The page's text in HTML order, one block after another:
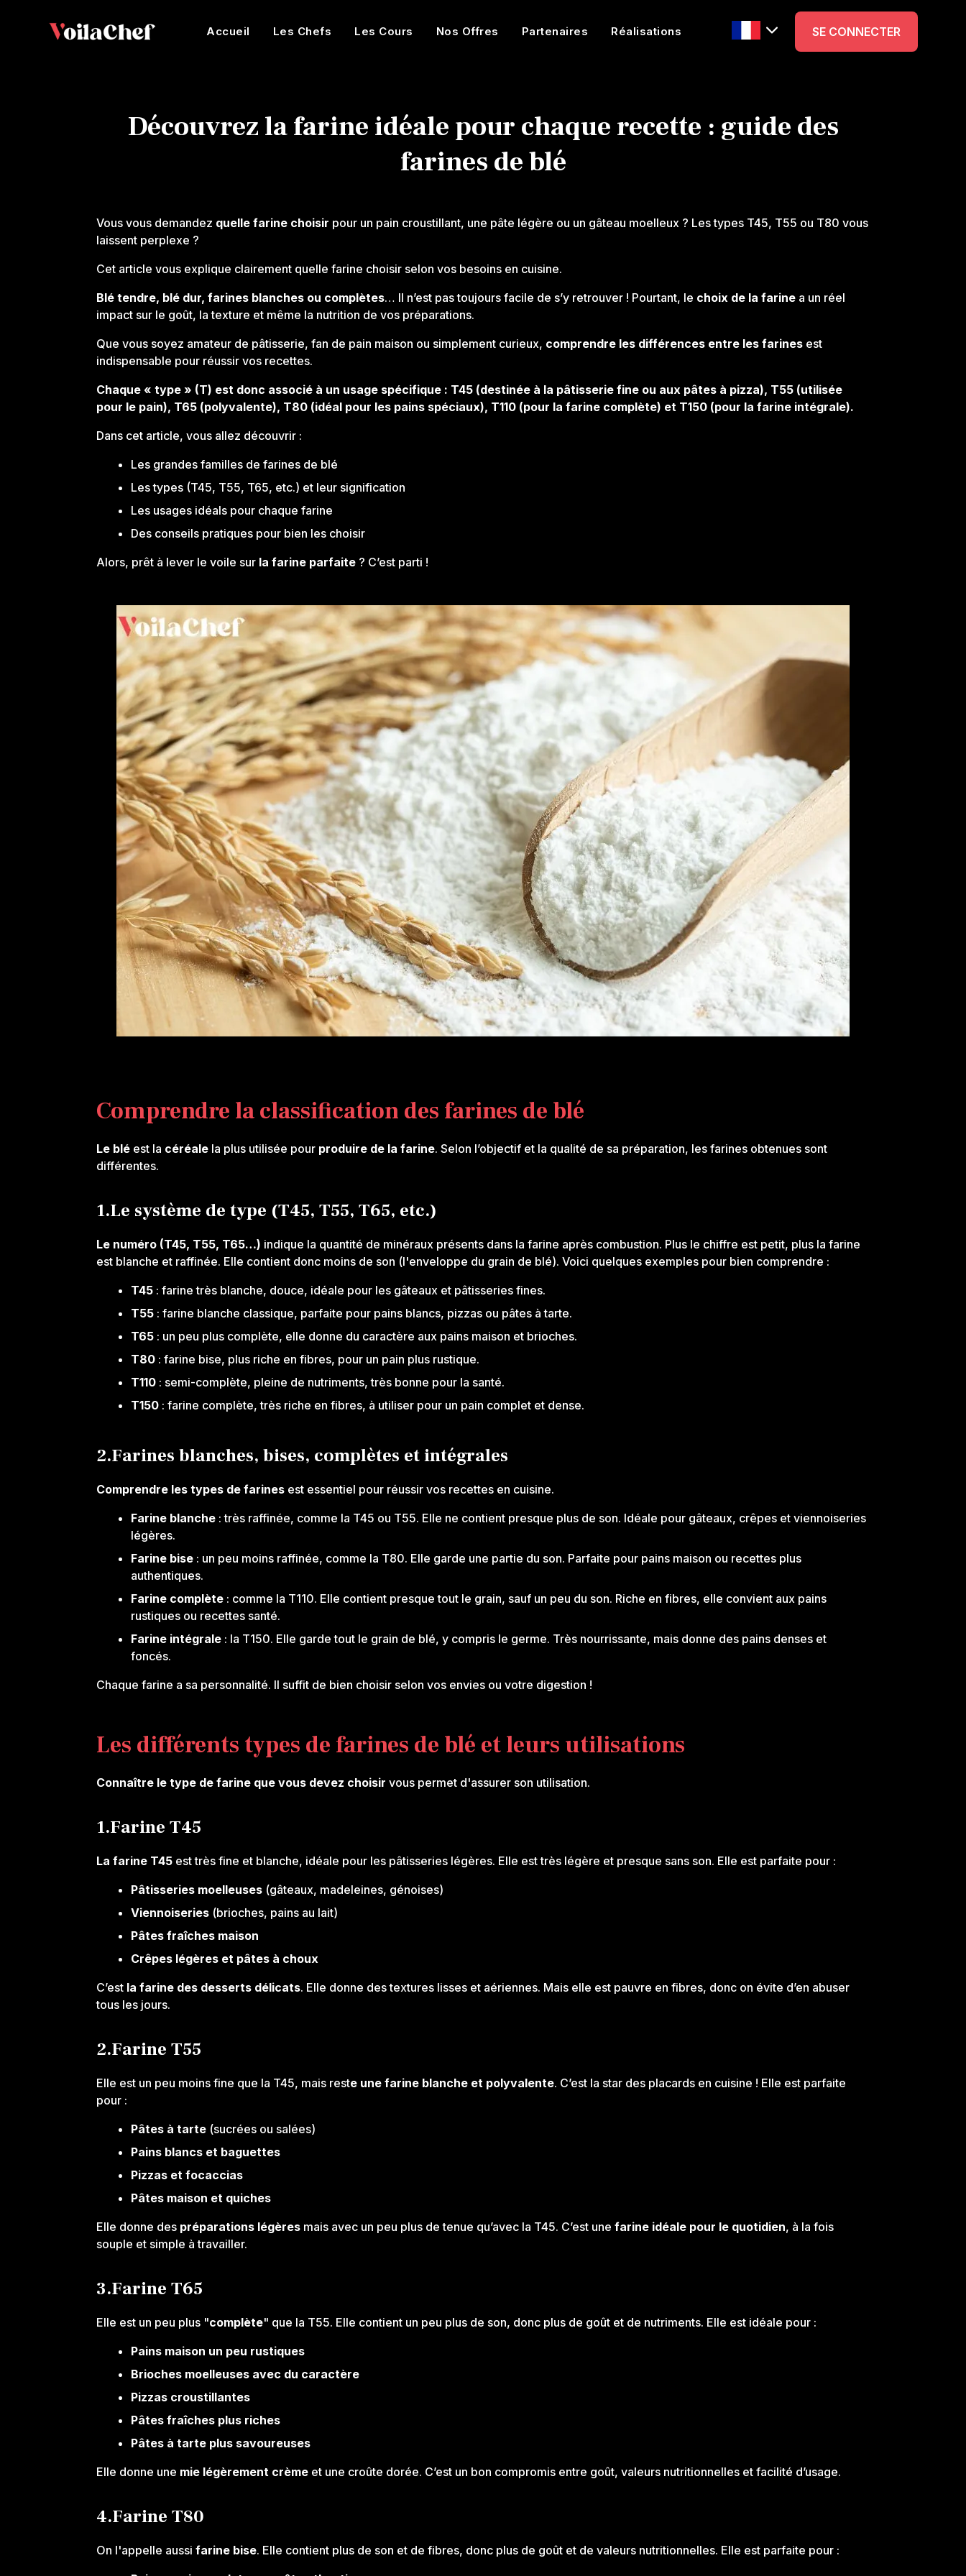
Accueil Les Chefs Les Cours Nos Offres Partenaires Réalisations SE CONNECTER
Découvrez la farine idéale pour chaque recette : guide des
farines de blé
Vous vous demandez quelle farine choisir pour un pain croustillant, une pâte légère ou un gâteau moelleux ? Les types T45, T55 ou T80 vous
laissent perplexe ?
Cet article vous explique clairement quelle farine choisir selon vos besoins en cuisine.
Blé tendre, blé dur, farines blanches ou complètes… Il n’est pas toujours facile de s’y retrouver ! Pourtant, le choix de la farine a un réel
impact sur le goût, la texture et même la nutrition de vos préparations.
Que vous soyez amateur de pâtisserie, fan de pain maison ou simplement curieux, comprendre les différences entre les farines est
indispensable pour réussir vos recettes.
Chaque « type » (T) est donc associé à un usage spécifique : T45 (destinée à la pâtisserie fine ou aux pâtes à pizza), T55 (utilisée
pour le pain), T65 (polyvalente), T80 (idéal pour les pains spéciaux), T110 (pour la farine complète) et T150 (pour la farine intégrale).
Dans cet article, vous allez découvrir :
Les grandes familles de farines de blé
Les types (T45, T55, T65, etc.) et leur signification
Les usages idéals pour chaque farine
Des conseils pratiques pour bien les choisir
Alors, prêt à lever le voile sur la farine parfaite ? C’est parti !
Comprendre la classification des farines de blé
Le blé est la céréale la plus utilisée pour produire de la farine. Selon l’objectif et la qualité de sa préparation, les farines obtenues sont
différentes.
1.Le système de type (T45, T55, T65, etc.)
Le numéro (T45, T55, T65…) indique la quantité de minéraux présents dans la farine après combustion. Plus le chiffre est petit, plus la farine
est blanche et raffinée. Elle contient donc moins de son (l'enveloppe du grain de blé). Voici quelques exemples pour bien comprendre :
T45 : farine très blanche, douce, idéale pour les gâteaux et pâtisseries fines.
T55 : farine blanche classique, parfaite pour pains blancs, pizzas ou pâtes à tarte.
T65 : un peu plus complète, elle donne du caractère aux pains maison et brioches.
T80 : farine bise, plus riche en fibres, pour un pain plus rustique.
T110 : semi-complète, pleine de nutriments, très bonne pour la santé.
T150 : farine complète, très riche en fibres, à utiliser pour un pain complet et dense.
2.Farines blanches, bises, complètes et intégrales
Comprendre les types de farines est essentiel pour réussir vos recettes en cuisine.
Farine blanche : très raffinée, comme la T45 ou T55. Elle ne contient presque plus de son. Idéale pour gâteaux, crêpes et viennoiseries
légères.
Farine bise : un peu moins raffinée, comme la T80. Elle garde une partie du son. Parfaite pour pains maison ou recettes plus
authentiques.
Farine complète : comme la T110. Elle contient presque tout le grain, sauf un peu du son. Riche en fibres, elle convient aux pains
rustiques ou recettes santé.
Farine intégrale : la T150. Elle garde tout le grain de blé, y compris le germe. Très nourrissante, mais donne des pains denses et
foncés.
Chaque farine a sa personnalité. Il suffit de bien choisir selon vos envies ou votre digestion !
Les différents types de farines de blé et leurs utilisations
Connaître le type de farine que vous devez choisir vous permet d'assurer son utilisation.
1.Farine T45
La farine T45 est très fine et blanche, idéale pour les pâtisseries légères. Elle est très légère et presque sans son. Elle est parfaite pour :
Pâtisseries moelleuses (gâteaux, madeleines, génoises)
Viennoiseries (brioches, pains au lait)
Pâtes fraîches maison
Crêpes légères et pâtes à choux
C’est la farine des desserts délicats. Elle donne des textures lisses et aériennes. Mais elle est pauvre en fibres, donc on évite d’en abuser
tous les jours.
2.Farine T55
Elle est un peu moins fine que la T45, mais reste une farine blanche et polyvalente. C’est la star des placards en cuisine ! Elle est parfaite
pour :
Pâtes à tarte (sucrées ou salées)
Pains blancs et baguettes
Pizzas et focaccias
Pâtes maison et quiches
Elle donne des préparations légères mais avec un peu plus de tenue qu’avec la T45. C’est une farine idéale pour le quotidien, à la fois
souple et simple à travailler.
3.Farine T65
Elle est un peu plus "complète" que la T55. Elle contient un peu plus de son, donc plus de goût et de nutriments. Elle est idéale pour :
Pains maison un peu rustiques
Brioches moelleuses avec du caractère
Pizzas croustillantes
Pâtes fraîches plus riches
Pâtes à tarte plus savoureuses
Elle donne une mie légèrement crème et une croûte dorée. C’est un bon compromis entre goût, valeurs nutritionnelles et facilité d’usage.
4.Farine T80
On l'appelle aussifarine bise. Elle contient plus de son et de fibres, donc plus de goût et de valeurs nutritionnelles. Elle est parfaite pour :